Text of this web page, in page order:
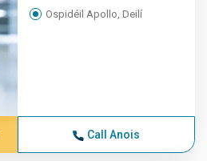
Ospidéil Apollo, Deilí
Call Anois